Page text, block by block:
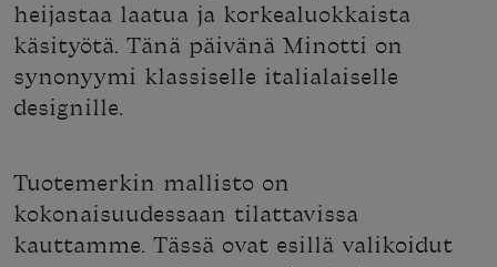
heijastaa laatua ja korkealuokkaista
käsityötä. Tänä päivänä Minotti on
synonyymi klassiselle italialaiselle
designille.
Tuotemerkin mallisto on
kokonaisuudessaan tilattavissa
kauttamme. Tässä ovat esillä valikoidut